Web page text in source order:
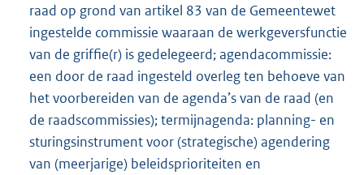
raad op grond van artikel 83 van de Gemeentewet
ingestelde commissie waaraan de werkgeversfunctie
van de griffie(r) is gedelegeerd; agendacommissie:
een door de raad ingesteld overleg ten behoeve van
het voorbereiden van de agenda’s van de raad (en
de raadscommissies); termijnagenda: planning- en
sturingsinstrument voor (strategische) agendering
van (meerjarige) beleidsprioriteiten en